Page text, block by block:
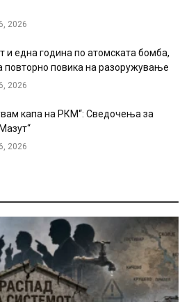
2026
и една година по атомската бомба,
повика на разоружување
2026
капа на РКМ“: Сведочења за
2026